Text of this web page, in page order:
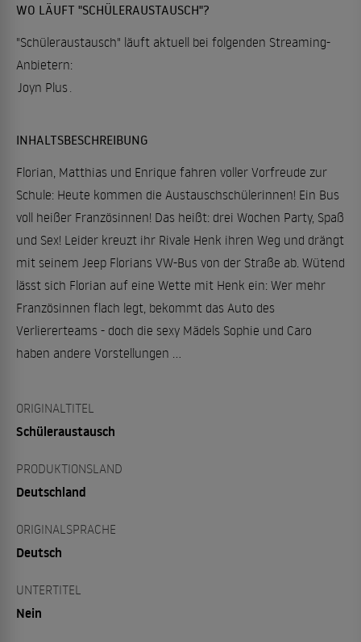
WO LÄUFT "SCHÜLERAUSTAUSCH"?
"Schüleraustausch" läuft aktuell bei folgenden Streaming-
Anbietern:
Joyn Plus
INHALTSBESCHREIBUNG
Florian, Matthias und Enrique fahren voller Vorfreude zur
Schule: Heute kommen die Austauschschülerinnen! Ein Bus
voll heißer Französinnen! Das heißt: drei Wochen Party, Spaß
und Sex! Leider kreuzt ihr Rivale Henk ihren Weg und drängt
mit seinem Jeep Florians VW-Bus von der Straße ab. Wütend
lässt sich Florian auf eine Wette mit Henk ein: Wer mehr
Französinnen flach legt, bekommt das Auto des
Verliererteams - doch die sexy Mädels Sophie und Caro
haben andere Vorstellungen ...
ORIGINALTITEL
Schüleraustausch
PRODUKTIONSLAND
Deutschland
ORIGINALSPRACHE
Deutsch
UNTERTITEL
Nein